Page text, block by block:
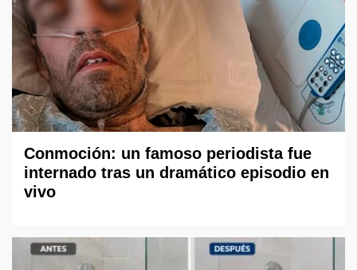
Conmoción: un famoso periodista fue
internado tras un dramático episodio en
vivo